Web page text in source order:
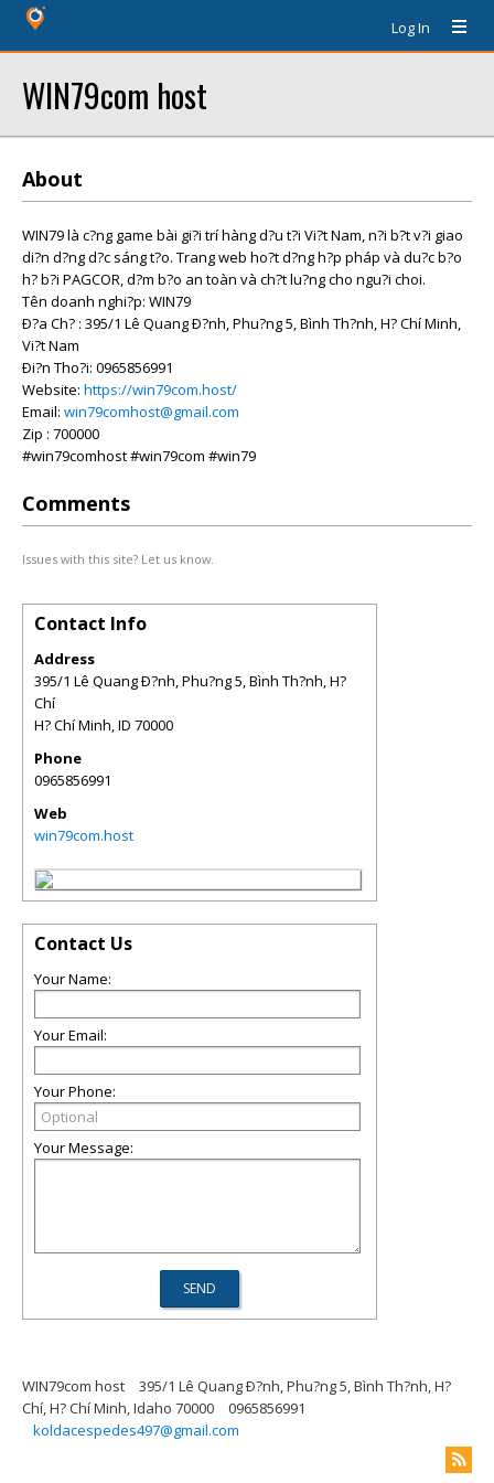
Log In
WIN79com host
About
WIN79 là c?ng game bài gi?i trí hàng d?u t?i Vi?t Nam, n?i b?t v?i giao
di?n d?ng d?c sáng t?o. Trang web ho?t d?ng h?p pháp và du?c b?o
h? b?i PAGCOR, d?m b?o an toàn và ch?t lu?ng cho ngu?i choi.
Tên doanh nghi?p: WIN79
Ð?a Ch? : 395/1 Lê Quang Ð?nh, Phu?ng 5, Bình Th?nh, H? Chí Minh,
Vi?t Nam
Ði?n Tho?i: 0965856991
Website: https://win79com.host/
Email: win79comhost@gmail.com
Zip : 700000
#win79comhost #win79com #win79
Comments
Issues with this site? Let us know.
Contact Info
Address
395/1 Lê Quang Ð?nh, Phu?ng 5, Bình Th?nh, H?
Chí
H? Chí Minh,ID 70000
Phone
0965856991
Web
win79com.host
Contact Us
Your Name:
Your Email:
Your Phone:
Your Message:
WIN79com host
395/1 Lê Quang Ð?nh, Phu?ng 5, Bình Th?nh, H?
Chí, H? Chí Minh, Idaho 70000
0965856991
koldacespedes497@gmail.com